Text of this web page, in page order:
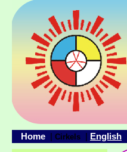
Home Cirkels English